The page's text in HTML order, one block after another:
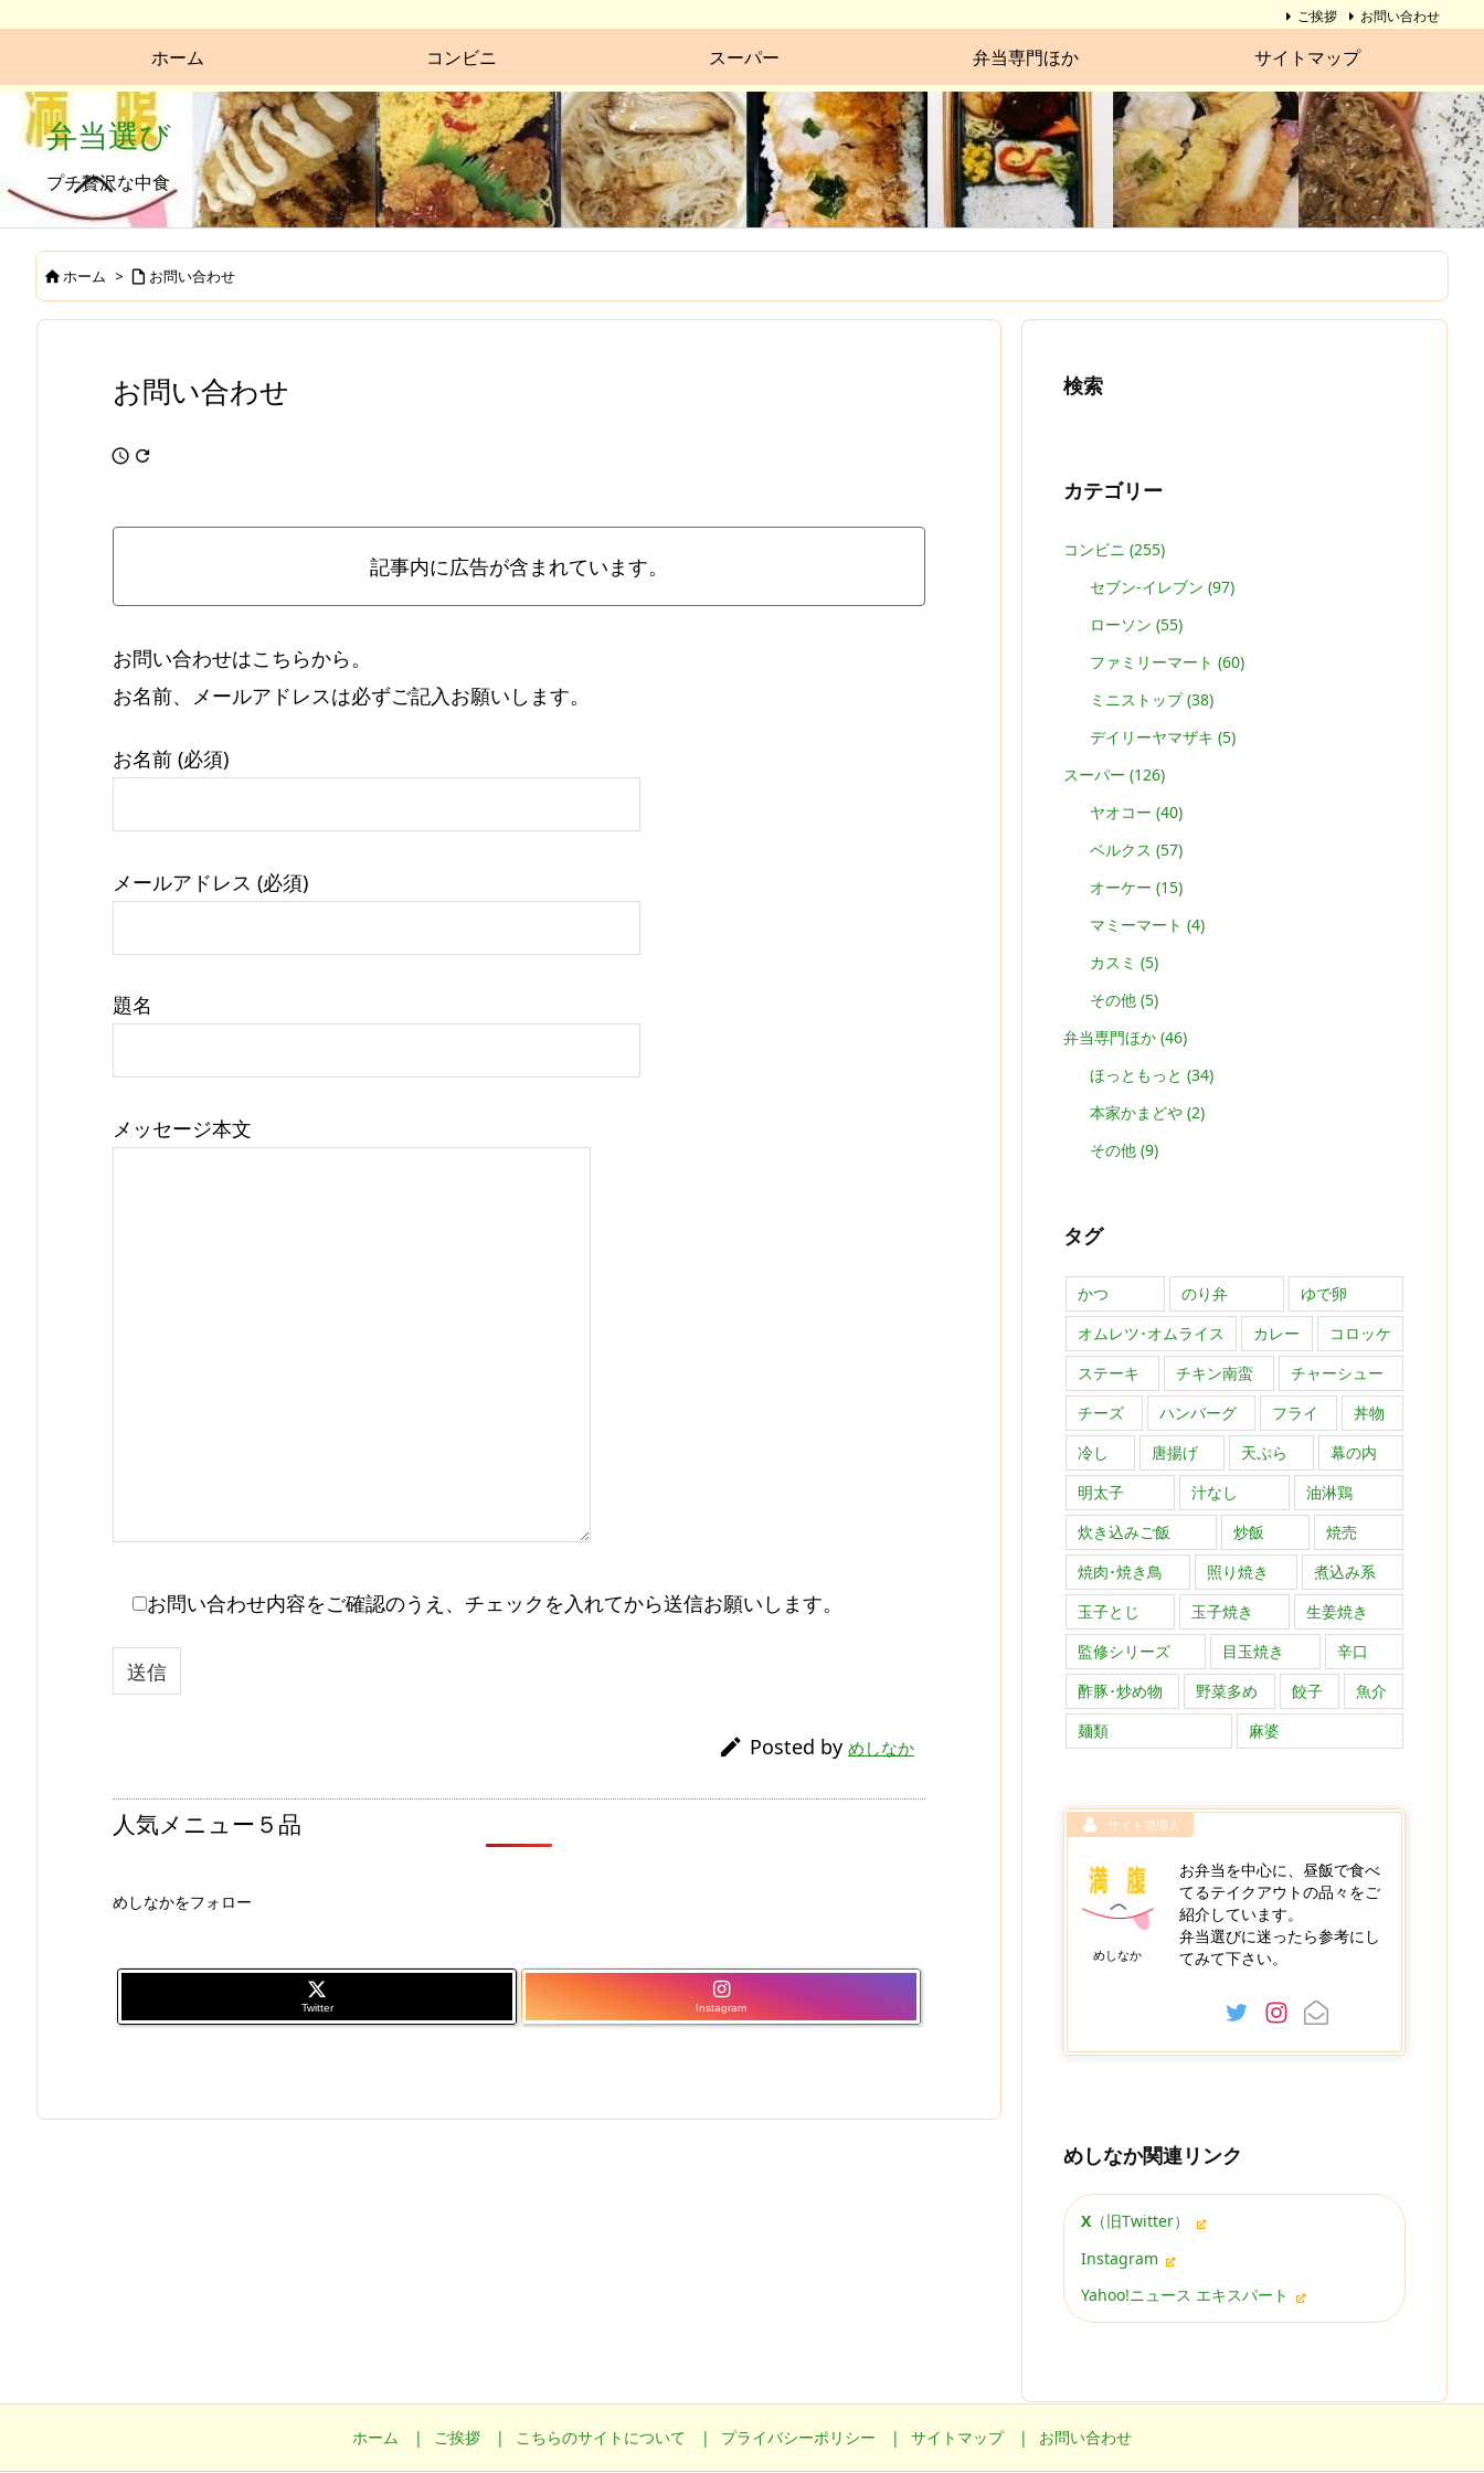
ホーム コンビニ スーパー 弁当専門ほか サイトマップ
ご挨拶 お問い合わせ
弁当選び
プチ贅沢な中食
ホーム >  お問い合わせ
お問い合わせ
 
記事内に広告が含まれています。
お問い合わせはこちらから。
お名前、メールアドレスは必ずご記入お願いします。
お名前 (必須)
メールアドレス (必須)
題名
メッセージ本文
お問い合わせ内容をご確認のうえ、チェックを入れてから送信お願いします。
 Posted by めしなか
人気メニュー５品
めしなかをフォロー
Twitter Instagram
検索
カテゴリー
コンビニ (255)
セブン-イレブン(97)
ローソン(55)
ファミリーマート(60)
ミニストップ(38)
デイリーヤマザキ(5)
スーパー (126)
ヤオコー(40)
ベルクス(57)
オーケー(15)
マミーマート(4)
カスミ(5)
その他(5)
弁当専門ほか (46)
ほっともっと(34)
本家かまどや(2)
その他(9)
タグ
かつ のり弁
ゆで卵
オムレツ･オムライス
カレー
コロッケ
ステーキ
チキン南蛮
チャーシュー
チーズ
ハンバーグ フライ
丼物
冷し
唐揚げ 天ぷら
幕の内
明太子
汁なし
油淋鶏
炊き込みご飯
炒飯
焼売
焼肉･焼き鳥
照り焼き
煮込み系
玉子とじ
玉子焼き
生姜焼き
監修シリーズ
目玉焼き
辛口
酢豚･炒め物
野菜多め 餃子
魚介
麺類
麻婆
サイト管理人
めしなか
お弁当を中心に、昼飯で食べ
てるテイクアウトの品々をご
紹介しています。
弁当選びに迷ったら参考にし
てみて下さい。
めしなか関連リンク
X （旧Twitter）
Instagram
Yahoo!ニュース エキスパート
ホーム ご挨拶 こちらのサイトについて プライバシーポリシー サイトマップ お問い合わせ